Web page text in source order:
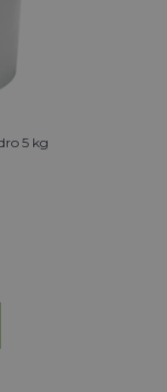
5 kg